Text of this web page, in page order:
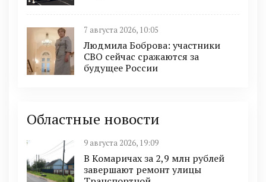
7 августа 2026, 10:05
Людмила Боброва: участники
СВО сейчас сражаются за
будущее России
Областные новости
9 августа 2026, 19:09
В Комаричах за 2,9 млн рублей
завершают ремонт улицы